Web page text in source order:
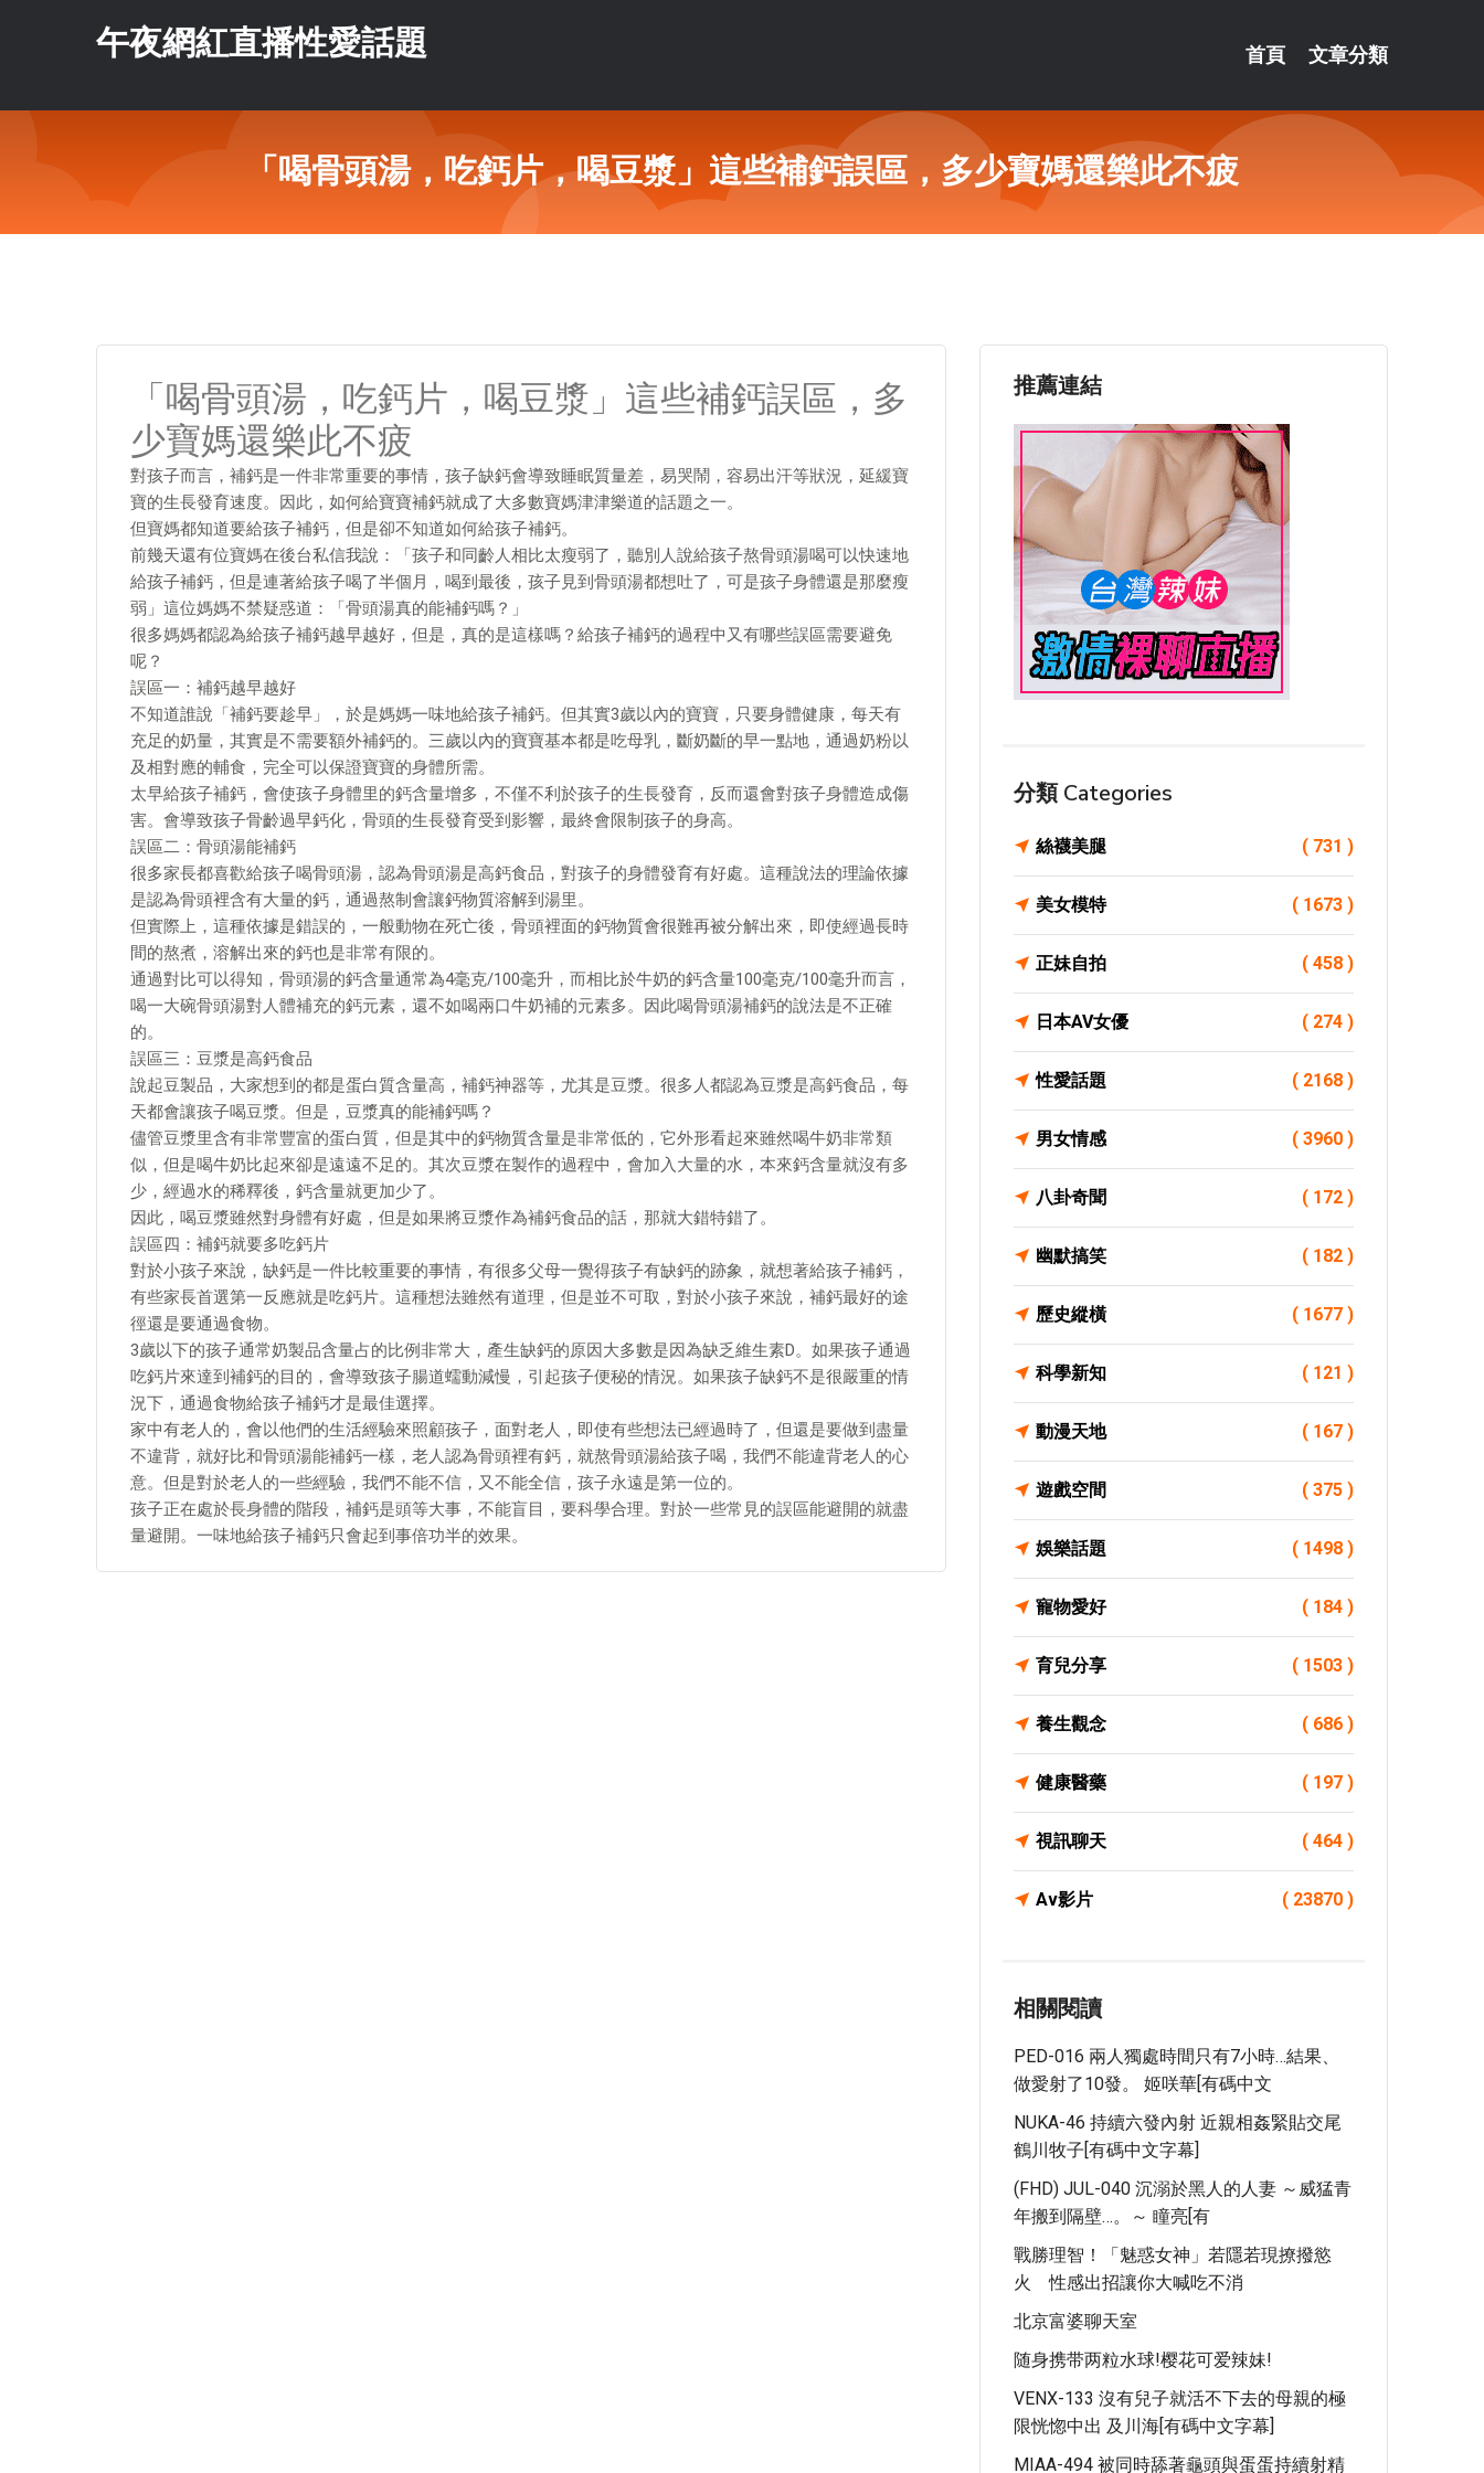
午夜網紅直播性愛話題 首頁 文章分類
「喝骨頭湯，吃鈣片，喝豆漿」這些補鈣誤區，多少寶媽還樂此不疲
「喝骨頭湯，吃鈣片，喝豆漿」這些補鈣誤區，多
少寶媽還樂此不疲
對孩子而言，補鈣是一件非常重要的事情，孩子缺鈣會導致睡眠質量差，易哭鬧，容易出汗等狀況，延緩寶
寶的生長發育速度。因此，如何給寶寶補鈣就成了大多數寶媽津津樂道的話題之一。
但寶媽都知道要給孩子補鈣，但是卻不知道如何給孩子補鈣。
前幾天還有位寶媽在後台私信我說：「孩子和同齡人相比太瘦弱了，聽別人說給孩子熬骨頭湯喝可以快速地
給孩子補鈣，但是連著給孩子喝了半個月，喝到最後，孩子見到骨頭湯都想吐了，可是孩子身體還是那麼瘦
弱」這位媽媽不禁疑惑道：「骨頭湯真的能補鈣嗎？」
很多媽媽都認為給孩子補鈣越早越好，但是，真的是這樣嗎？給孩子補鈣的過程中又有哪些誤區需要避免
呢？
誤區一：補鈣越早越好
不知道誰說「補鈣要趁早」，於是媽媽一味地給孩子補鈣。但其實3歲以內的寶寶，只要身體健康，每天有
充足的奶量，其實是不需要額外補鈣的。三歲以內的寶寶基本都是吃母乳，斷奶斷的早一點地，通過奶粉以
及相對應的輔食，完全可以保證寶寶的身體所需。
太早給孩子補鈣，會使孩子身體里的鈣含量增多，不僅不利於孩子的生長發育，反而還會對孩子身體造成傷
害。會導致孩子骨齡過早鈣化，骨頭的生長發育受到影響，最終會限制孩子的身高。
誤區二：骨頭湯能補鈣
很多家長都喜歡給孩子喝骨頭湯，認為骨頭湯是高鈣食品，對孩子的身體發育有好處。這種說法的理論依據
是認為骨頭裡含有大量的鈣，通過熬制會讓鈣物質溶解到湯里。
但實際上，這種依據是錯誤的，一般動物在死亡後，骨頭裡面的鈣物質會很難再被分解出來，即使經過長時
間的熬煮，溶解出來的鈣也是非常有限的。
通過對比可以得知，骨頭湯的鈣含量通常為4毫克/100毫升，而相比於牛奶的鈣含量100毫克/100毫升而言，
喝一大碗骨頭湯對人體補充的鈣元素，還不如喝兩口牛奶補的元素多。因此喝骨頭湯補鈣的說法是不正確
的。
誤區三：豆漿是高鈣食品
說起豆製品，大家想到的都是蛋白質含量高，補鈣神器等，尤其是豆漿。很多人都認為豆漿是高鈣食品，每
天都會讓孩子喝豆漿。但是，豆漿真的能補鈣嗎？
儘管豆漿里含有非常豐富的蛋白質，但是其中的鈣物質含量是非常低的，它外形看起來雖然喝牛奶非常類
似，但是喝牛奶比起來卻是遠遠不足的。其次豆漿在製作的過程中，會加入大量的水，本來鈣含量就沒有多
少，經過水的稀釋後，鈣含量就更加少了。
因此，喝豆漿雖然對身體有好處，但是如果將豆漿作為補鈣食品的話，那就大錯特錯了。
誤區四：補鈣就要多吃鈣片
對於小孩子來說，缺鈣是一件比較重要的事情，有很多父母一覺得孩子有缺鈣的跡象，就想著給孩子補鈣，
有些家長首選第一反應就是吃鈣片。這種想法雖然有道理，但是並不可取，對於小孩子來說，補鈣最好的途
徑還是要通過食物。
3歲以下的孩子通常奶製品含量占的比例非常大，產生缺鈣的原因大多數是因為缺乏維生素D。如果孩子通過
吃鈣片來達到補鈣的目的，會導致孩子腸道蠕動減慢，引起孩子便秘的情況。如果孩子缺鈣不是很嚴重的情
況下，通過食物給孩子補鈣才是最佳選擇。
家中有老人的，會以他們的生活經驗來照顧孩子，面對老人，即使有些想法已經過時了，但還是要做到盡量
不違背，就好比和骨頭湯能補鈣一樣，老人認為骨頭裡有鈣，就熬骨頭湯給孩子喝，我們不能違背老人的心
意。但是對於老人的一些經驗，我們不能不信，又不能全信，孩子永遠是第一位的。
孩子正在處於長身體的階段，補鈣是頭等大事，不能盲目，要科學合理。對於一些常見的誤區能避開的就盡
量避開。一味地給孩子補鈣只會起到事倍功半的效果。
推薦連結
分類 Categories
絲襪美腿 ( 731 )
美女模特 ( 1673 )
正妹自拍 ( 458 )
日本AV女優 ( 274 )
性愛話題 ( 2168 )
男女情感 ( 3960 )
八卦奇聞 ( 172 )
幽默搞笑 ( 182 )
歷史縱橫 ( 1677 )
科學新知 ( 121 )
動漫天地 ( 167 )
遊戲空間 ( 375 )
娛樂話題 ( 1498 )
寵物愛好 ( 184 )
育兒分享 ( 1503 )
養生觀念 ( 686 )
健康醫藥 ( 197 )
視訊聊天 ( 464 )
Av影片 ( 23870 )
相關閱讀
PED-016 兩人獨處時間只有7小時…結果、
做愛射了10發。 姬咲華[有碼中文
NUKA-46 持續六發內射 近親相姦緊貼交尾
鶴川牧子[有碼中文字幕]
(FHD) JUL-040 沉溺於黑人的人妻 ～威猛青
年搬到隔壁…。～ 瞳亮[有
戰勝理智！「魅惑女神」若隱若現撩撥慾
火 性感出招讓你大喊吃不消
北京富婆聊天室
随身携带两粒水球!樱花可爱辣妹!
VENX-133 沒有兒子就活不下去的母親的極
限恍惚中出 及川海[有碼中文字幕]
MIAA-494 被同時舔著龜頭與蛋蛋持續射精